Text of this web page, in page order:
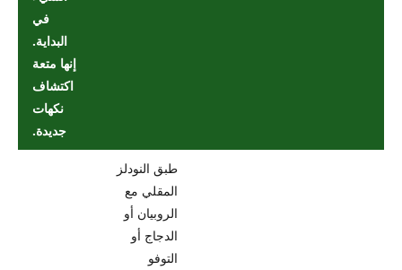
في
البداية.
إنها متعة
اكتشاف
نكهات
جديدة.
طبق النودلز
المقلي مع
الروبيان أو
الدجاج أو
التوفو